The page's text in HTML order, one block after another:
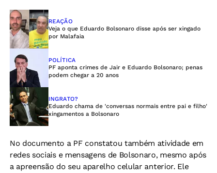
REAÇÃO
Veja o que Eduardo Bolsonaro disse após ser xingado
por Malafaia
POLÍTICA
PF aponta crimes de Jair e Eduardo Bolsonaro; penas
podem chegar a 20 anos
INGRATO?
Eduardo chama de 'conversas normais entre pai e filho'
xingamentos a Bolsonaro
No documento a PF constatou também atividade em
redes sociais e mensagens de Bolsonaro, mesmo após
a apreensão do seu aparelho celular anterior. Ele